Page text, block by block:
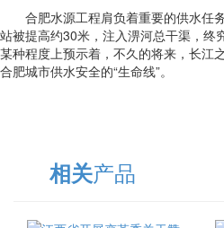
合肥水源工程肩负着重要的供水任
站被提高约30米，注入淠河总干渠，终
某种程度上预示着，不久的将来，长江
合肥城市供水安全的“生命线”。
相关产品